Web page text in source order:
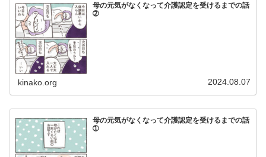
母の元気がなくなって介護認定を受けるまでの話
➁
kinako.org 2024.08.07
母の元気がなくなって介護認定を受けるまでの話
➀